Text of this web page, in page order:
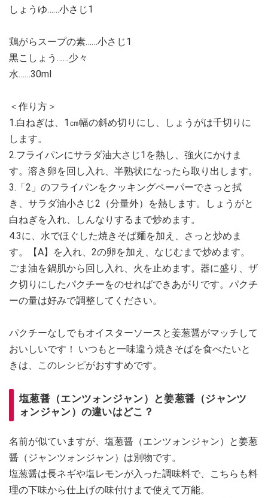
しょうゆ……小さじ1
鶏がらスープの素……小さじ1
黒こしょう……少々
水……30ml
＜作り方＞
1.白ねぎは、1㎝幅の斜め切りにし、しょうがは千切りに
します。
2.フライパンにサラダ油大さじ1を熱し、強火にかけま
す。溶き卵を回し入れ、半熟状になったら取り出します。
3.「2」のフライパンをクッキングペーパーでさっと拭
き、サラダ油小さじ2（分量外）を熱します。しょうがと
白ねぎを入れ、しんなりするまで炒めます。
4.3に、水でほぐした焼きそば麺を加え、さっと炒めま
す。【A】を入れ、2の卵を加え、なじむまで炒めます。
ごま油を鍋肌から回し入れ、火を止めます。器に盛り、ザ
ク切りにしたパクチーをのせればできあがりです。パクチ
ーの量は好みで調整してください。
パクチーなしでもオイスターソースと姜葱醤がマッチして
おいしいです！ いつもと一味違う焼きそばを食べたいと
きは、このレシピがおすすめです。
塩葱醤（エンツォンジャン）と姜葱醤（ジャンツ
ォンジャン）の違いはどこ？
名前が似ていますが、塩葱醤（エンツォンジャン）と姜葱
醤（ジャンツォンジャン）は別物です。
塩葱醤は長ネギや塩レモンが入った調味料で、こちらも料
理の下味から仕上げの味付けまで使えて万能。